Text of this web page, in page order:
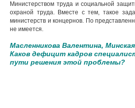
Министерством труда и социальной
охраной труда. Вместе с тем, такое
министерств и концернов. По
не имеется.
Масленникова Валентина,
Каков дефицит кадров
пути решения этой проблемы?